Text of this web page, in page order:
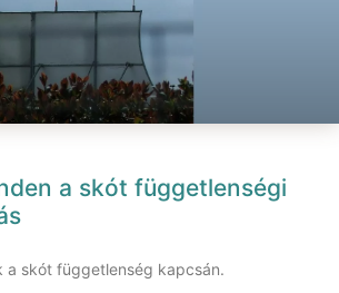
a skót függetlenségi
a skót függetlenség kapcsán.